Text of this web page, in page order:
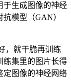
于生成图像的神经
模型（GAN）
，就干脆再训练
练集里的图片长得
定图像的神经网络